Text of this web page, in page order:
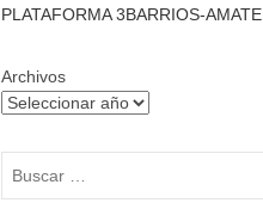
PLATAFORMA 3BARRIOS-AMATE
Archivos